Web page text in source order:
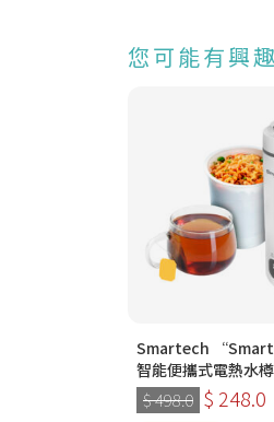
您可能有興
Smartech
智能便攜式電熱水
$ 498.0 $ 248.0